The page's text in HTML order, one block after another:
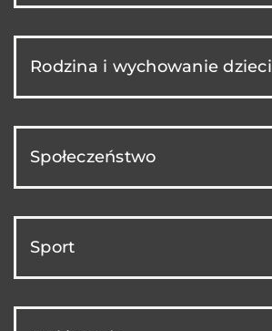
Rodzina i wychowanie dzieci
Społeczeństwo
Sport